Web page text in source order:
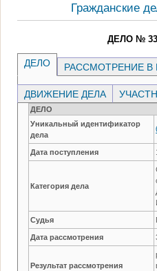
Гражданские
ДЕЛО №
ДЕЛО РАССМОТРЕНИЕ
ДВИЖЕНИЕ ДЕЛА
ДЕЛО
Уникальный идентификатор
дела
Дата поступления
Категория дела
Судья
Дата рассмотрения
Результат рассмотрения